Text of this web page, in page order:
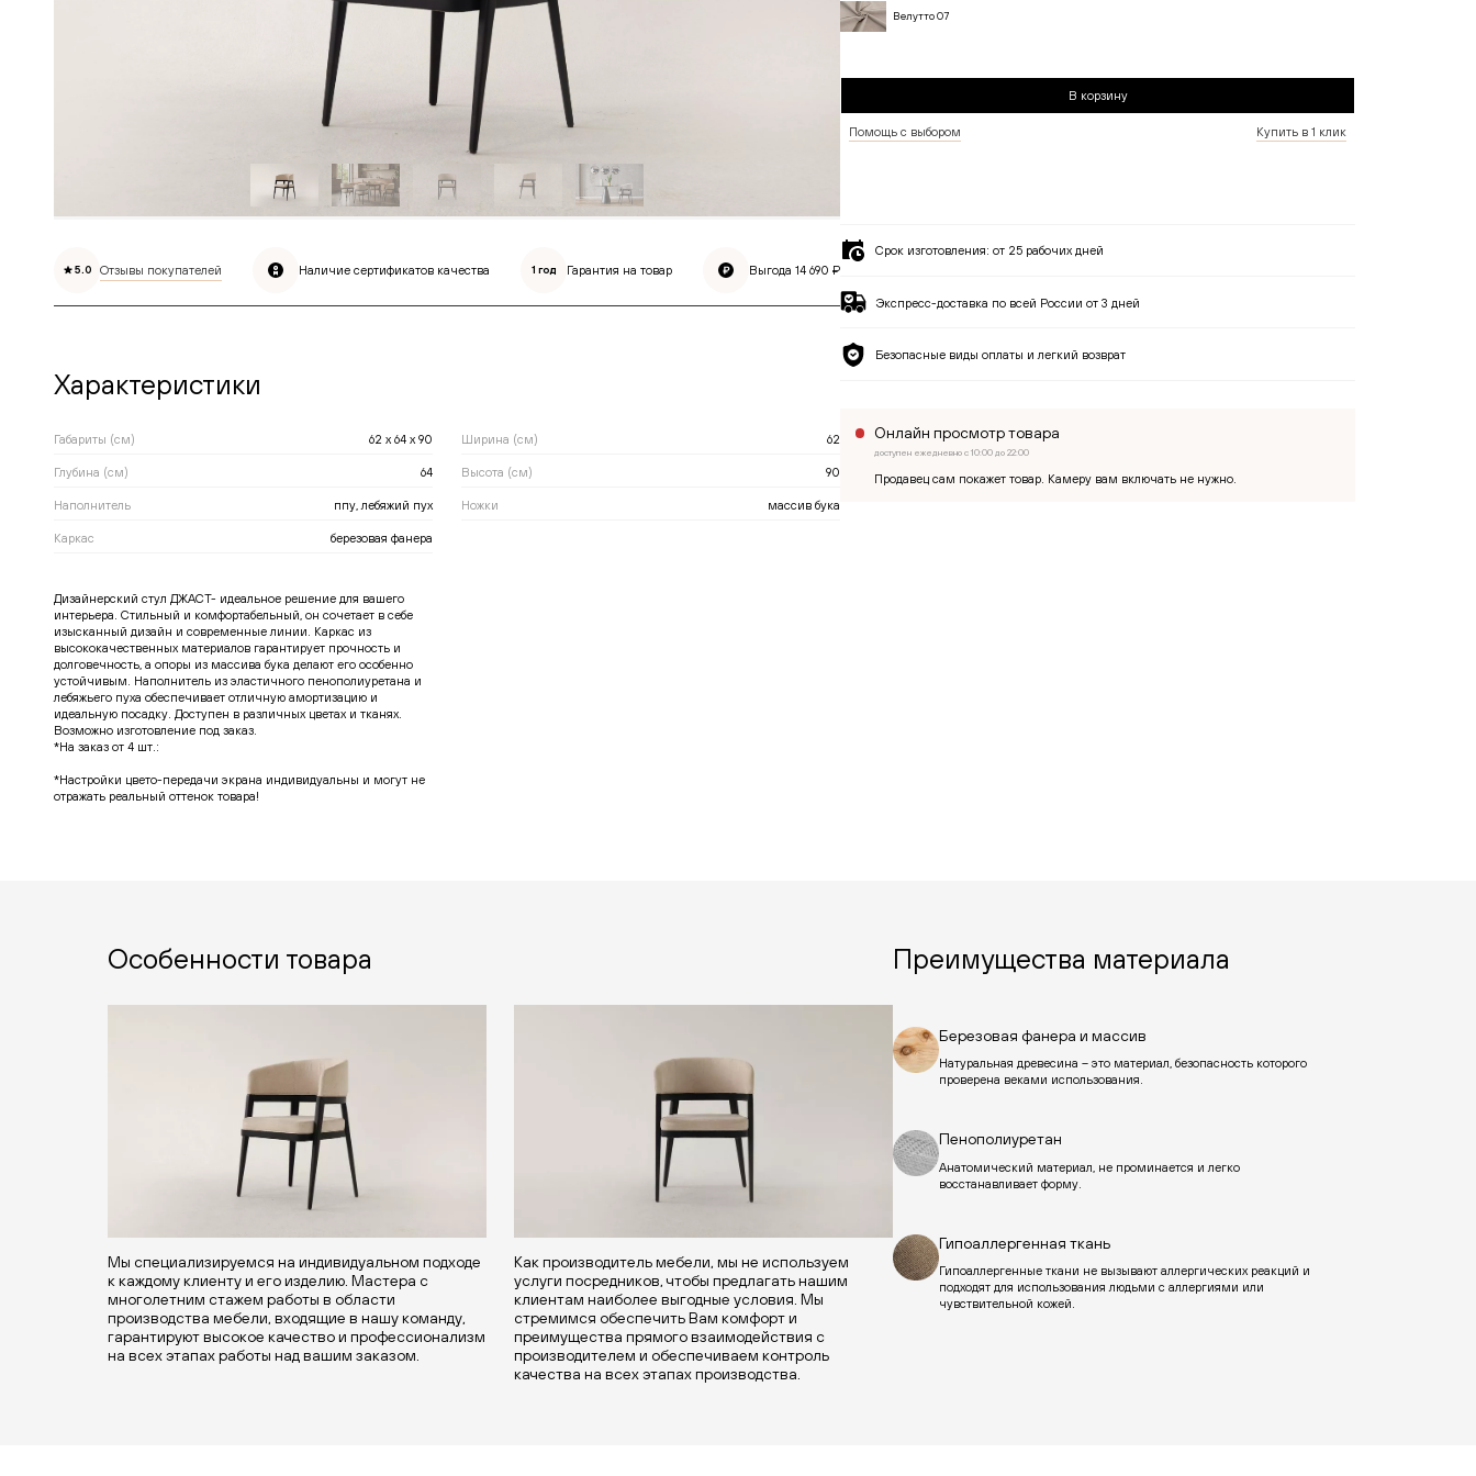
5.0 Отзывы покупателей Наличие сертификатов качества 1 год Гарантия на товар Выгода14 690 ₽
Характеристики
Габариты (см) 62 x 64 x 90 Ширина (см) 62
Глубина (см) 64 Высота (см) 90
Наполнитель ппу, лебяжий пух Ножки массив бука
Каркас березовая фанера
Дизайнерский стул ДЖАСТ- идеальное решение для вашего
интерьера. Стильный и комфортабельный, он сочетает в себе
изысканный дизайн и современные линии. Каркас из
высококачественных материалов гарантирует прочность и
долговечность, а опоры из массива бука делают его особенно
устойчивым. Наполнитель из эластичного пенополиуретана и
лебяжьего пуха обеспечивает отличную амортизацию и
идеальную посадку. Доступен в различных цветах и тканях.
Возможно изготовление под заказ.
*На заказ от 4 шт.:
*Настройки цвето-передачи экрана индивидуальны и могут не
отражать реальный оттенок товара!
Велутто 07
В корзину
Помощь с выбором Купить в 1 клик
Срок изготовления:от 25 рабочих дней
Экспресс-доставка по всей России от 3 дней
Безопасные виды оплаты и легкий возврат
Онлайн просмотр товара
доступен ежедневно с 10:00 до 22:00
Продавец сам покажет товар. Камеру вам включать не нужно.
Особенности товара
Мы специализируемся на индивидуальном подходе
к каждому клиенту и его изделию. Мастера с
многолетним стажем работы в области
производства мебели, входящие в нашу команду,
гарантируют высокое качество и профессионализм
на всех этапах работы над вашим заказом.
Как производитель мебели, мы не используем
услуги посредников, чтобы предлагать нашим
клиентам наиболее выгодные условия. Мы
стремимся обеспечить Вам комфорт и
преимущества прямого взаимодействия с
производителем и обеспечиваем контроль
качества на всех этапах производства.
Преимущества материала
Березовая фанера и массив
Натуральная древесина – это материал, безопасность которого
проверена веками использования.
Пенополиуретан
Анатомический материал, не проминается и легко
восстанавливает форму.
Гипоаллергенная ткань
Гипоаллергенные ткани не вызывают аллергических реакций и
подходят для использования людьми с аллергиями или
чувствительной кожей.